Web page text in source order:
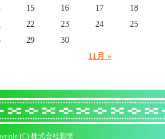
11月 »
15 16 17
18
22 23 24
25
29 30
(C) 株式会社彩笑